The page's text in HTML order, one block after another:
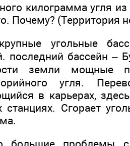
килограмма угля
Почему? (Территория
угольные
последний бассейн –
земли
угля.
в карьерах,
станциях. Сгорает